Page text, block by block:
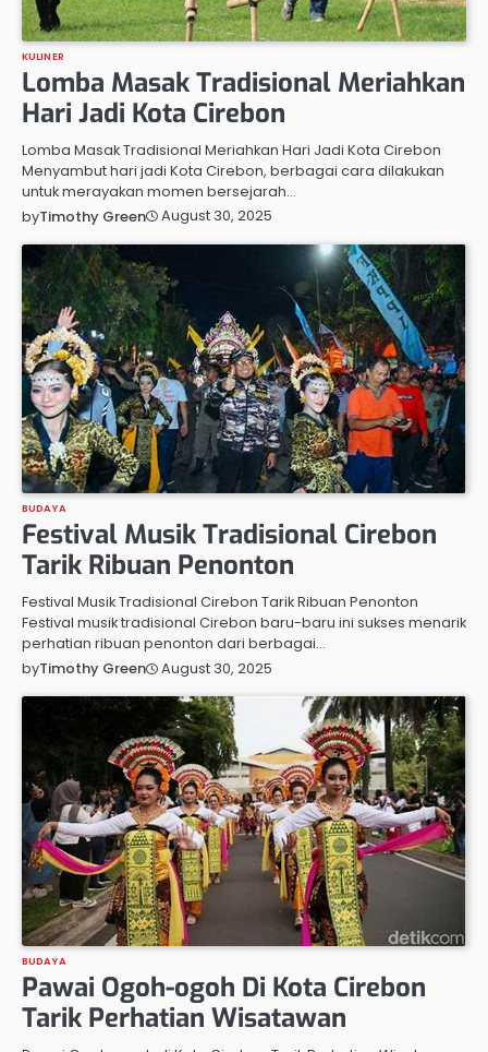
KULINER
Lomba Masak Tradisional Meriahkan
Hari Jadi Kota Cirebon
Lomba Masak Tradisional Meriahkan Hari Jadi Kota Cirebon
Menyambut hari jadi Kota Cirebon, berbagai cara dilakukan
untuk merayakan momen bersejarah…
byTimothy Green August 30, 2025
BUDAYA
Festival Musik Tradisional Cirebon
Tarik Ribuan Penonton
Festival Musik Tradisional Cirebon Tarik Ribuan Penonton
Festival musik tradisional Cirebon baru-baru ini sukses menarik
perhatian ribuan penonton dari berbagai…
byTimothy Green August 30, 2025
BUDAYA
Pawai Ogoh-ogoh Di Kota Cirebon
Tarik Perhatian Wisatawan